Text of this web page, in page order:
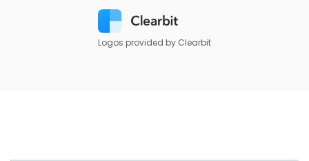
Logos provided by Clearbit